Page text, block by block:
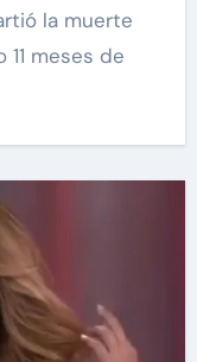
meses de